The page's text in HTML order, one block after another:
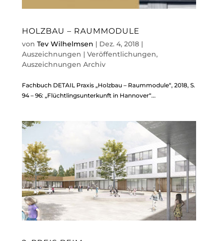
HOLZBAU – RAUMMODULE
von Tev Wilhelmsen | Dez. 4, 2018|
Auszeichnungen | Veröffentlichungen,
Auszeichnungen Archiv
Fachbuch DETAIL Praxis „Holzbau – Raummodule“, 2018, S.
94 – 96: „Flüchtlingsunterkunft in Hannover“...